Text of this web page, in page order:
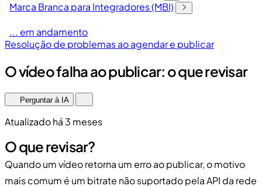
Marca Branca para Integradores (MBI)
... em andamento
Resolução de problemas ao agendar e publicar
O vídeo falha ao publicar: o que revisar
Perguntar à IA
Atualizado há 3 meses
O que revisar?
Quando um vídeo retorna um erro ao publicar, o motivo
mais comum é um bitrate não suportado pela API da rede